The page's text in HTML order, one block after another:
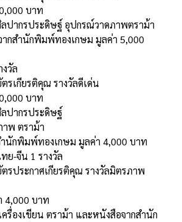
บาท
ากรประดิษฐ์ อุปกรณ์วาดภาพตราม้า
กสํานักพิมพ์ทองเกษม มูลค่า 5,000
วัล
รเกียรติคุณ รางวัลดีเด่น
บาท
ปากรประดิษฐ์
พ ตราม้า
นักพิมพ์ทองเกษม มูลค่า 4,000 บาท
ย-จีน 1 รางวัล
รประกาศเกียรติคุณ รางวัลมิตรภาพ
4,000 บาท
รื่องเขียน ตราม้า และหนังสือจากสํานัก